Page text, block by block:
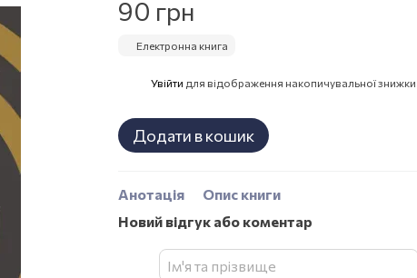
90 грн
Електронна книга
Увійти для відображення накопичувальної знижки
Додати в кошик
Анотація
Опис книги
Новий відгук або коментар